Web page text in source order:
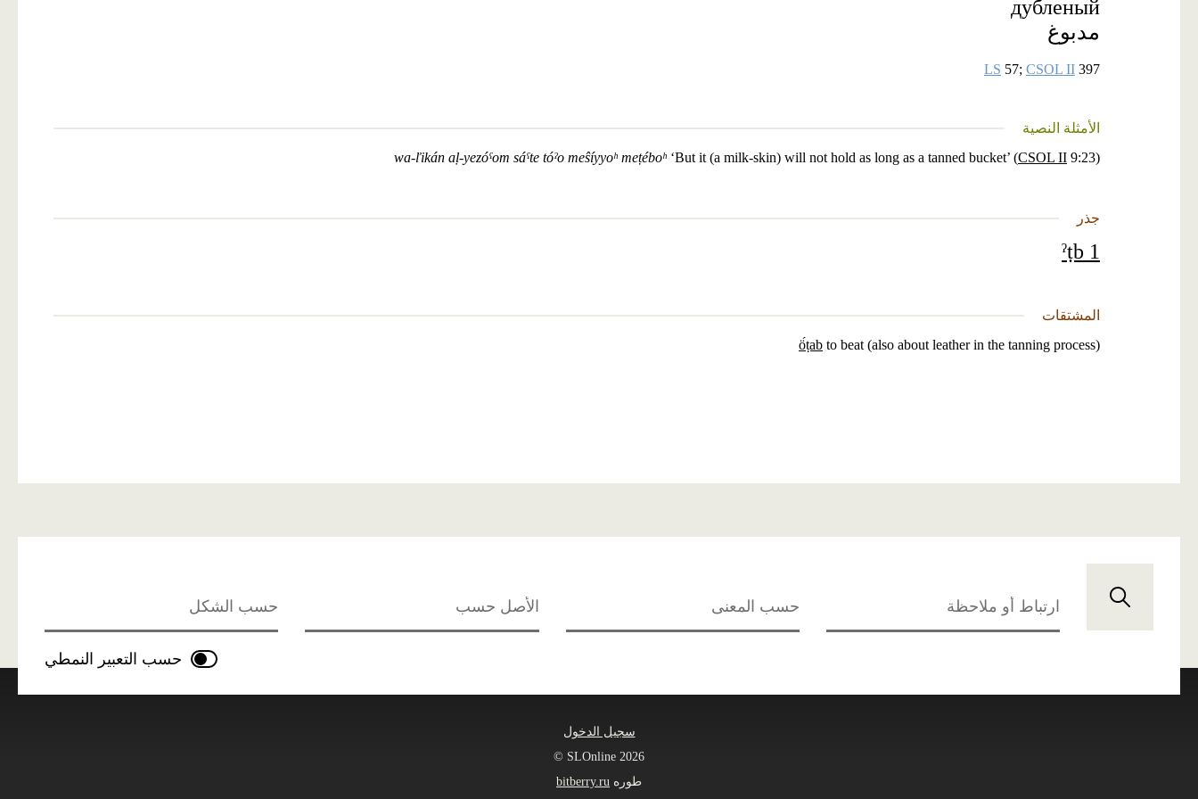
дубленый
مدبوغ
LS 57; CSOL II 397
الأمثلة النصية
wa-ľikán aḷ-yezóˁom sáˁte tóˀo meŝíyyoʰ meṭéboʰ ‘But it (a milk-skin) will not hold as long as a tanned bucket’ (CSOL II 9:23)
جذر
ˀṭb 1
المشتقات
ö́ṭab to beat (also about leather in the tanning process)
حسب الشكل الأصل حسب حسب المعنى ارتباط أو ملاحظة
حسب التعبير النمطي
سجيل الدخول
© SLOnline 2026
طوره bitberry.ru